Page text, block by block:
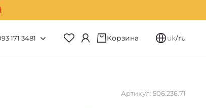
171 3481 Корзина uk/ru
Артикул: 506.236.71